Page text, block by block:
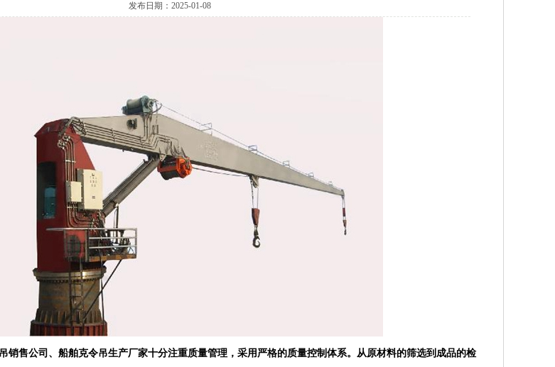
发布日期：2025-01-08
销售公司、船舶克令吊生产厂家十分注重质量管理，采用严格的质量控制体系。从原材料的筛选到成品的检